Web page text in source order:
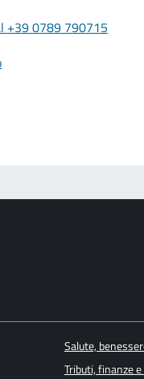
+39 0789 790715
Salute,
Tributi, finanze